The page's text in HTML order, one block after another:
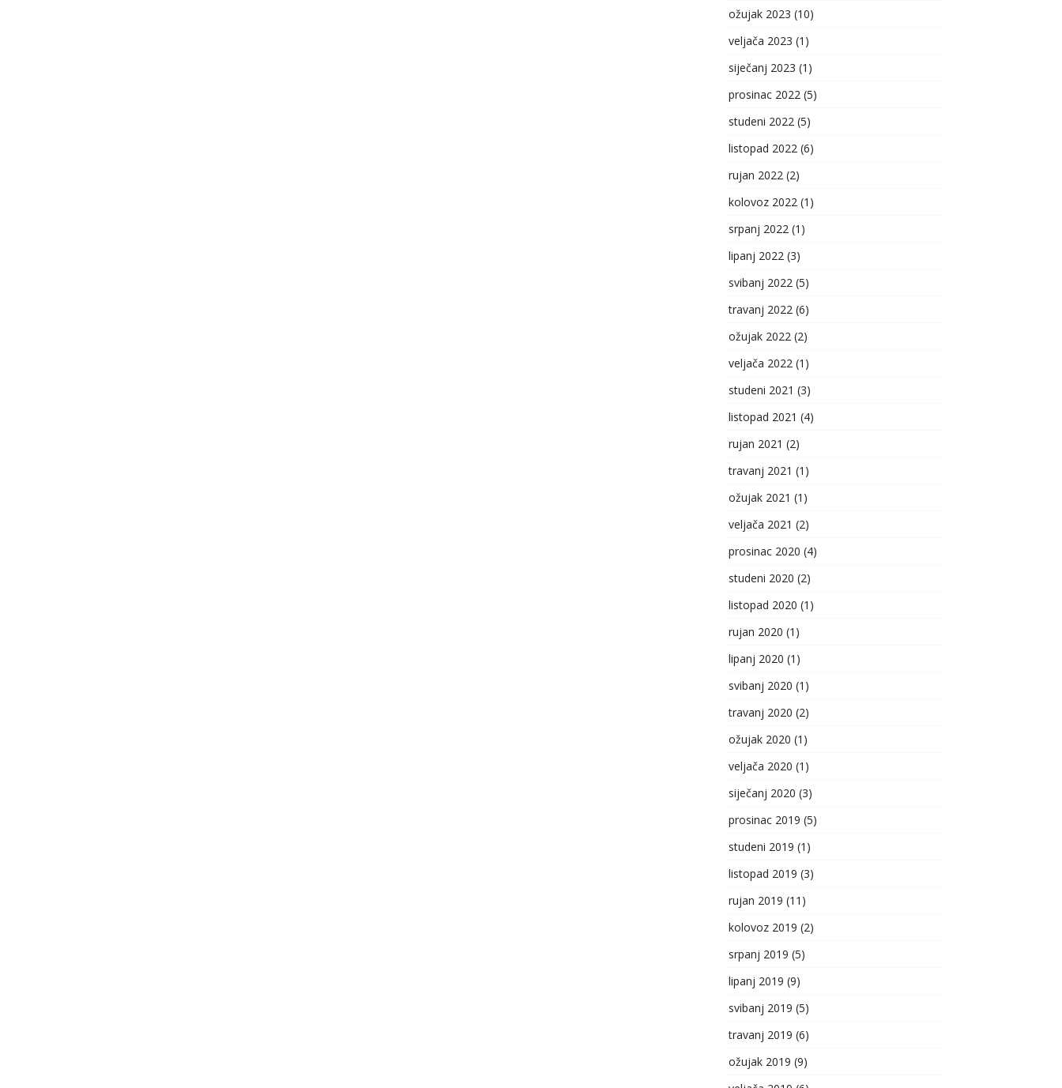
ožujak 2023 (10)
veljača 2023 (1)
siječanj 2023 (1)
prosinac 2022 (5)
studeni 2022 (5)
listopad 2022 (6)
rujan 2022 (2)
kolovoz 2022 (1)
srpanj 2022 (1)
lipanj 2022 (3)
svibanj 2022 (5)
travanj 2022 (6)
ožujak 2022 (2)
veljača 2022 (1)
studeni 2021 (3)
listopad 2021 (4)
rujan 2021 (2)
travanj 2021 (1)
ožujak 2021 (1)
veljača 2021 (2)
prosinac 2020 (4)
studeni 2020 (2)
listopad 2020 (1)
rujan 2020 (1)
lipanj 2020 (1)
svibanj 2020 (1)
travanj 2020 (2)
ožujak 2020 (1)
veljača 2020 (1)
siječanj 2020 (3)
prosinac 2019 (5)
studeni 2019 (1)
listopad 2019 (3)
rujan 2019 (11)
kolovoz 2019 (2)
srpanj 2019 (5)
lipanj 2019 (9)
svibanj 2019 (5)
travanj 2019 (6)
ožujak 2019 (9)